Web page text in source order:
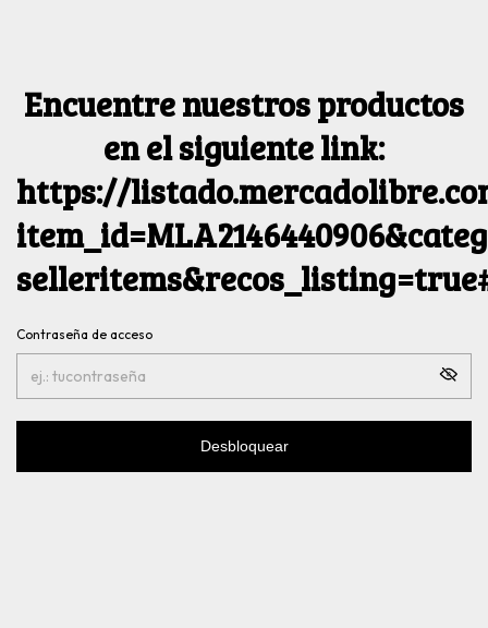
Encuentre nuestros productos
en el siguiente link:
https://
Contraseña de acceso
Desbloquear